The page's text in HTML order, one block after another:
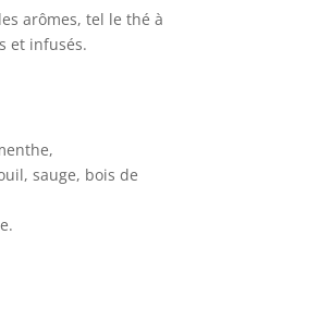
arômes, tel le thé à
et infusés.
sauge, bois de